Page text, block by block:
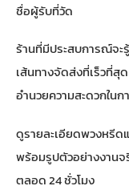
ชื่อผู้รับที่วัด
ร้านที่มีประสบการณ์จะ
เส้นทางจัดส่งที่เร็วที่สุ
อำนวยความสะดวกใน
ดูรายละเอียดพวงหรีด
พร้อมรูปตัวอย่างงานจ
ตลอด 24 ชั่วโมง